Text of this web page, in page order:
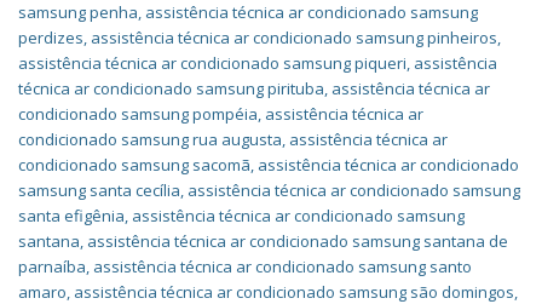
samsung penha, assistência técnica ar condicionado samsung
perdizes, assistência técnica ar condicionado samsung pinheiros,
assistência técnica ar condicionado samsung piqueri, assistência
técnica ar condicionado samsung pirituba, assistência técnica ar
condicionado samsung pompéia, assistência técnica ar
condicionado samsung rua augusta, assistência técnica ar
condicionado samsung sacomã, assistência técnica ar condicionado
samsung santa cecília, assistência técnica ar condicionado samsung
santa efigênia, assistência técnica ar condicionado samsung
santana, assistência técnica ar condicionado samsung santana de
parnaíba, assistência técnica ar condicionado samsung santo
amaro, assistência técnica ar condicionado samsung são domingos,